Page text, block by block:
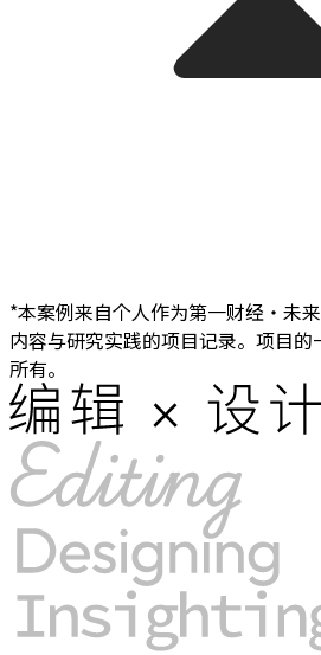
*本案例来自个人作为第一财经・未
内容与研究实践的项目记录。项目
所有。